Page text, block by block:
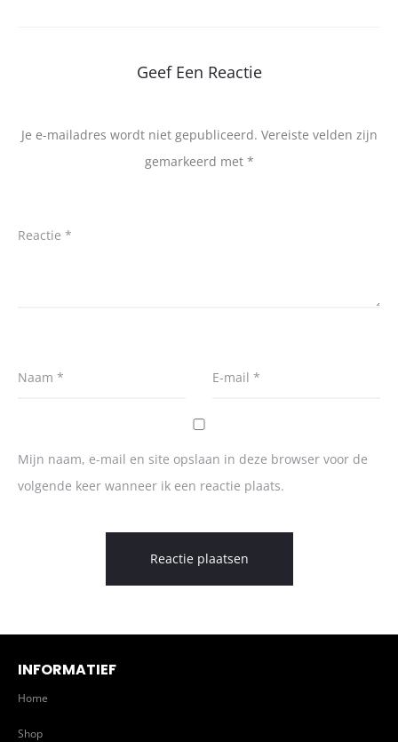
Geef Een Reactie
Je e-mailadres wordt niet gepubliceerd. Vereiste velden zijn
gemarkeerd met *
Reactie *
Naam * E-mail *
Mijn naam, e-mail en site opslaan in deze browser voor de
volgende keer wanneer ik een reactie plaats.
INFORMATIEF
Home
Shop